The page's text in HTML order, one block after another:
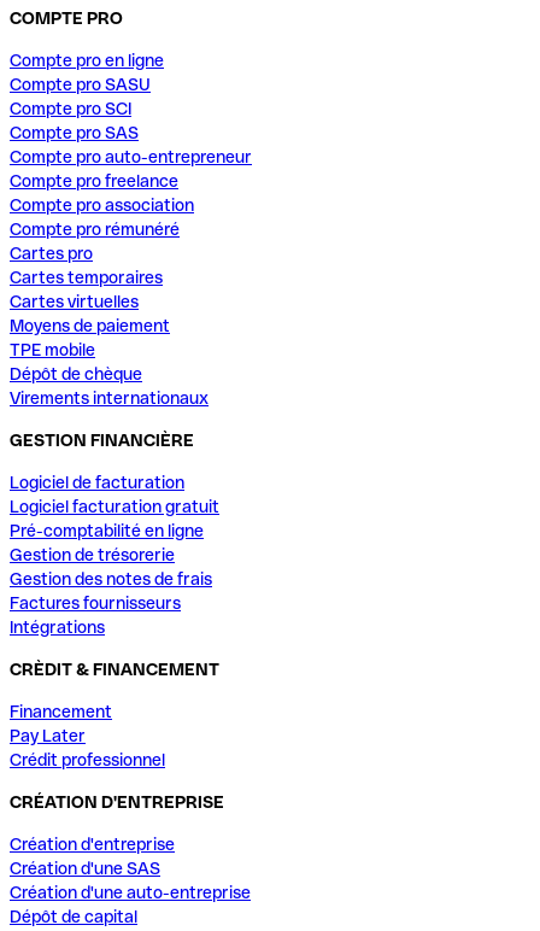
COMPTE PRO
Compte pro en ligne
Compte pro SASU
Compte pro SCI
Compte pro SAS
Compte pro auto-entrepreneur
Compte pro freelance
Compte pro association
Compte pro rémunéré
Cartes pro
Cartes temporaires
Cartes virtuelles
Moyens de paiement
TPE mobile
Dépôt de chèque
Virements internationaux
GESTION FINANCIÈRE
Logiciel de facturation
Logiciel facturation gratuit
Pré-comptabilité en ligne
Gestion de trésorerie
Gestion des notes de frais
Factures fournisseurs
Intégrations
CRÈDIT & FINANCEMENT
Financement
Pay Later
Crédit professionnel
CRÉATION D'ENTREPRISE
Création d'entreprise
Création d'une SAS
Création d'une auto-entreprise
Dépôt de capital